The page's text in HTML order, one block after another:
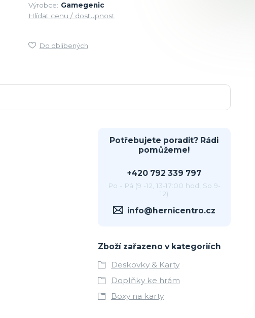
Výrobce: Gamegenic
Hlídat cenu / dostupnost
Do oblíbených
Potřebujete poradit? Rádi
pomůžeme!
+420 792 339 797
Po - Pá (9 -12, 13-17:00 hod, So 9-
12)
info@hernicentro.cz
Zboží zařazeno v kategoriích
Deskovky & Karty
Doplňky ke hrám
Boxy na karty